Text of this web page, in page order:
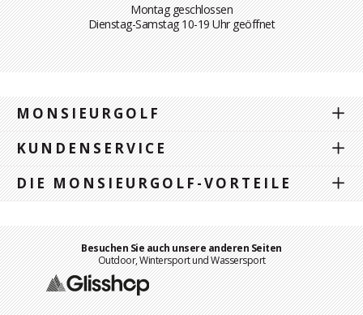
Montag geschlossen
Dienstag-Samstag 10-19 Uhr geöffnet
MONSIEURGOLF
KUNDENSERVICE
DIE MONSIEURGOLF-VORTEILE
Besuchen Sie auch unsere anderen Seiten
Outdoor, Wintersport und Wassersport